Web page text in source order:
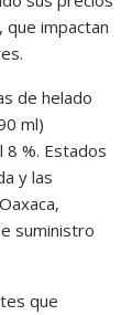
que impactan
de helado
ml)
%. Estados
y las
suministro
que